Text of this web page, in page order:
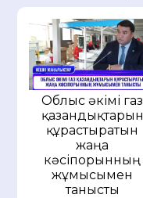
Облыс әкімі газ
қазандықтарын
құрастыратын
жаңа
кәсіпорынның
жұмысымен
танысты